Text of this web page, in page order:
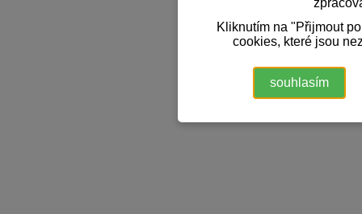
Kliknutím na "Přijmout
cookies, které jsou
souhlasím